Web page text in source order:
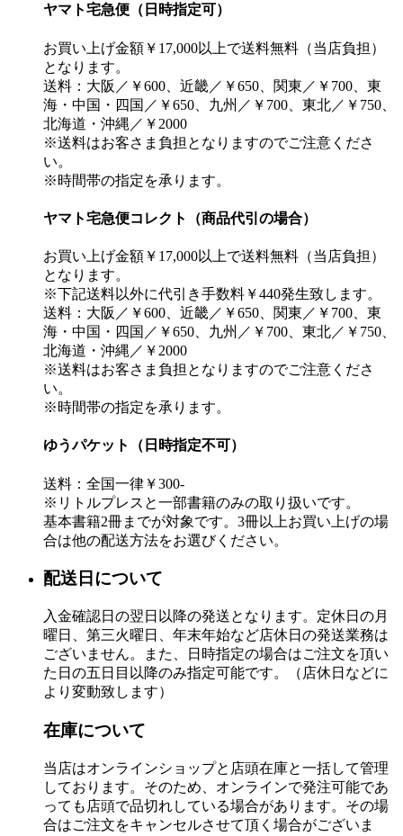
ヤマト宅急便（日時指定可）
お買い上げ金額￥17,000以上で送料無料（当店負担）
となります。
送料：大阪／￥600、近畿／￥650、関東／￥700、東
海・中国・四国／￥650、九州／￥700、東北／￥750、
北海道・沖縄／￥2000
※送料はお客さま負担となりますのでご注意くださ
い。
※時間帯の指定を承ります。
ヤマト宅急便コレクト（商品代引の場合）
お買い上げ金額￥17,000以上で送料無料（当店負担）
となります。
※下記送料以外に代引き手数料￥440発生致します。
送料：大阪／￥600、近畿／￥650、関東／￥700、東
海・中国・四国／￥650、九州／￥700、東北／￥750、
北海道・沖縄／￥2000
※送料はお客さま負担となりますのでご注意くださ
い。
※時間帯の指定を承ります。
ゆうパケット（日時指定不可）
送料：全国一律￥300-
※リトルプレスと一部書籍のみの取り扱いです。
基本書籍2冊までが対象です。3冊以上お買い上げの場
合は他の配送方法をお選びください。
配送日について
入金確認日の翌日以降の発送となります。定休日の月
曜日、第三火曜日、年末年始など店休日の発送業務は
ございません。また、日時指定の場合はご注文を頂い
た日の五日目以降のみ指定可能です。（店休日などに
より変動致します）
在庫について
当店はオンラインショップと店頭在庫と一括して管理
しております。そのため、オンラインで発注可能であ
っても店頭で品切れしている場合があります。その場
合はご注文をキャンセルさせて頂く場合がございま